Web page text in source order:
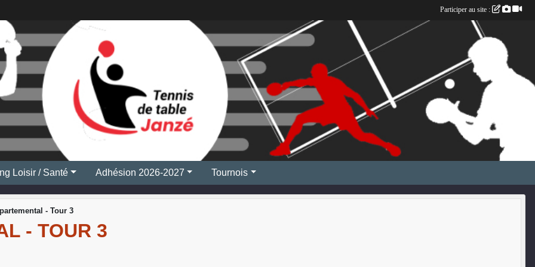
Loisir / Santé Adhésion 2026-2027 Tournois
- Tour 3
- TOUR 3
Participer au site :